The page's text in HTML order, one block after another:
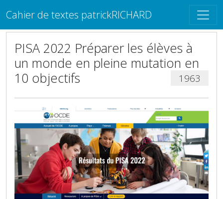
Cahier de textes patrickRICHARD
PISA 2022 Préparer les élèves à
un monde en pleine mutation en
10 objectifs
1963